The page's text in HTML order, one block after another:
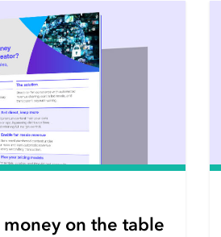
on the table